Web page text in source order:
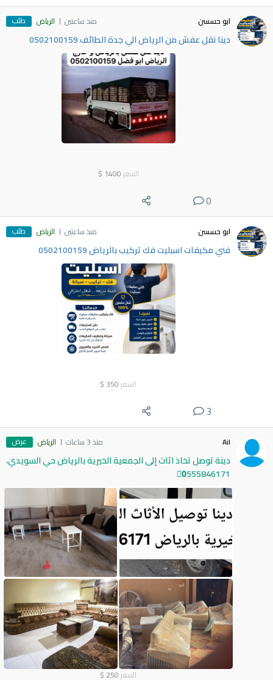
ابو حسسن منذ ساعتين الرياض طلب
دينا نقل عفش من الرياض الي جدة الطائف 0502100159
السعر 1400
$
0
ابو حسسن منذ ساعتين الرياض طلب
فني مكيفات اسبليت فك تركيب بالرياض 0502100159
السعر 350
$
3
Ail منذ 3 ساعات الرياض عرض
دينة توصل تخاذ اثاث إلى الجمعية الخيرية بالرياض حي السويدي،
0َ555846171
السعر 250
$